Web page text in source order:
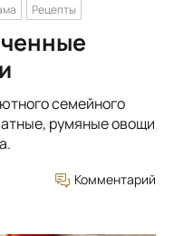
Рецепты
семейного
румяные овощи
Комментарий